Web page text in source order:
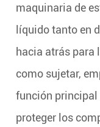
maquinaria de
líquido tanto en
hacia atrás para
como sujetar,
función principal
proteger los